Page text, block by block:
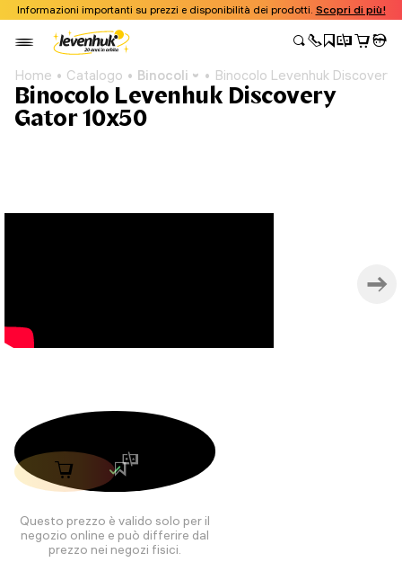
Informazioni importanti su prezzi e disponibilità dei prodotti. Scopri di più!
Home Catalogo Binocoli Binocolo Levenhuk Discovery
Binocolo Levenhuk Discovery
Gator 10x50
Questo prezzo è valido solo per il
negozio online e può differire dal
prezzo nei negozi fisici.